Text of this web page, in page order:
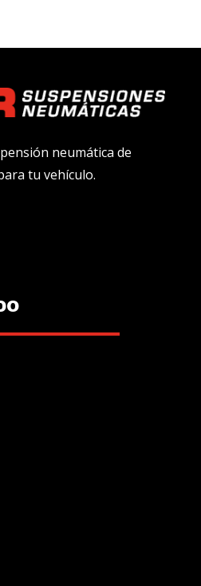
experiencias, utilizamos
para almacenar y/o
El consentimiento de
neumática de
tu vehículo.